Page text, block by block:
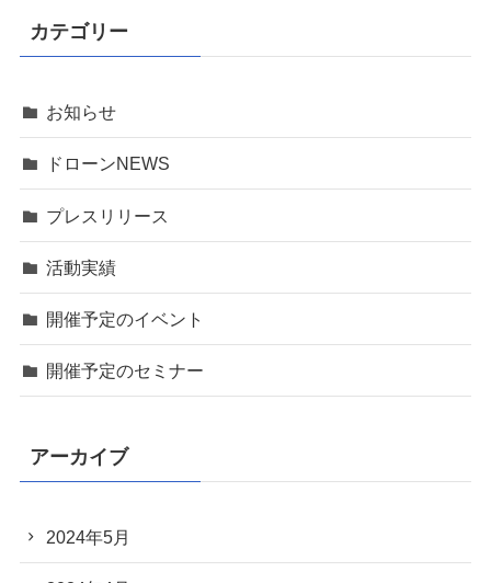
カテゴリー
お知らせ
ドローンNEWS
プレスリリース
活動実績
開催予定のイベント
開催予定のセミナー
アーカイブ
2024年5月